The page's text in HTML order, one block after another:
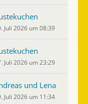
Juli 2026 um 08:39
Juli 2026 um 23:29
und Lena
Juli 2026 um 11:34